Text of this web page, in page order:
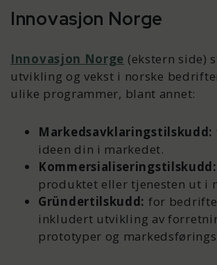
Innovasjon Norge
Innovasjon Norge (ekstern side)
utvikling og vekst i norske
ulike programmer, blant annet:
Markedsavklaringstilskudd:
ideen din i markedet.
Kommersialiseringstilskudd:
produktet eller tjenesten ut i
Gründertilskudd: for
inkludert utvikling av
prototyper og